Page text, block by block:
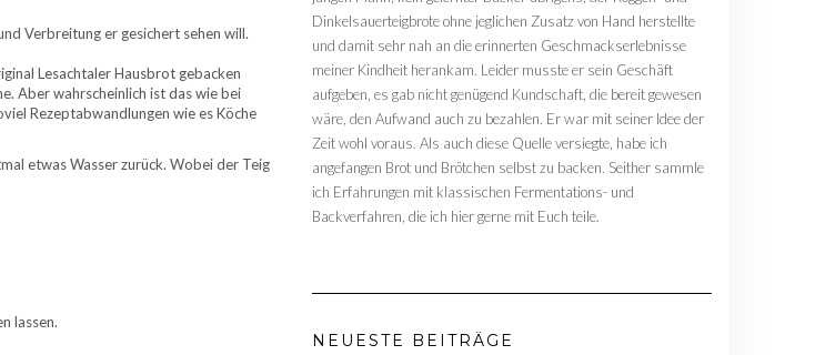
Verbreitung er gesichert sehen will.
Lesachtaler Hausbrot gebacken
Aber wahrscheinlich ist das wie bei
Rezeptabwandlungen wie es Köche
etwas Wasser zurück. Wobei der Teig
lassen.
Dinkelsauerteigbrote ohne jeglichen Zusatz von Hand herstellte
und damit sehr nah an die erinnerten Geschmackserlebnisse
meiner Kindheit herankam. Leider musste er sein Geschäft
aufgeben, es gab nicht genügend Kundschaft, die bereit gewesen
wäre, den Aufwand auch zu bezahlen. Er war mit seiner Idee der
Zeit wohl voraus. Als auch diese Quelle versiegte, habe ich
angefangen Brot und Brötchen selbst zu backen. Seither sammle
ich Erfahrungen mit klassischen Fermentations- und
Backverfahren, die ich hier gerne mit Euch teile.
NEUESTE BEITRÄGE